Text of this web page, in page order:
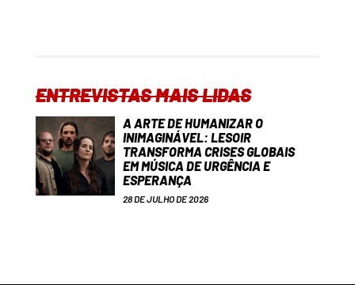
ENTREVISTAS MAIS LIDAS
A ARTE DE HUMANIZAR O
INIMAGINÁVEL: LESOIR
TRANSFORMA CRISES GLOBAIS
EM MÚSICA DE URGÊNCIA E
ESPERANÇA
28 DE JULHO DE 2026